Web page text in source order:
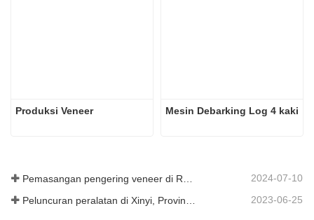
Produksi Veneer Mesin Debarking Log 4 kaki
2024-07-10
2023-06-25